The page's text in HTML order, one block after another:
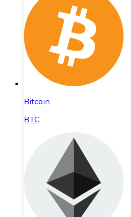
Bitcoin
BTC